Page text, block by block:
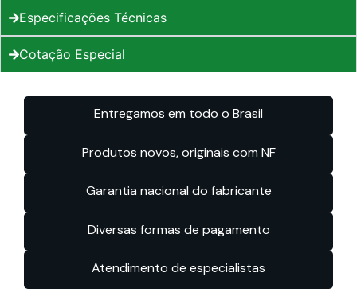
Especificações Técnicas
Cotação Especial
Entregamos em todo o Brasil
Produtos novos, originais com NF
Garantia nacional do fabricante
Diversas formas de pagamento
Atendimento de especialistas